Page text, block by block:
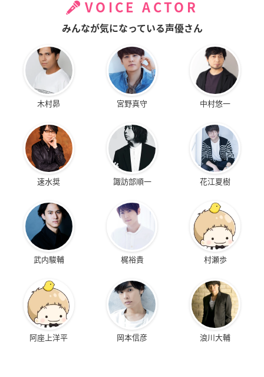
VOICE ACTOR
みんなが気になっている声優さん
木村昴 宮野真守 中村悠一
速水奨 諏訪部順一 花江夏樹
武内駿輔 梶裕貴 村瀬歩
阿座上洋平 岡本信彦 浪川大輔